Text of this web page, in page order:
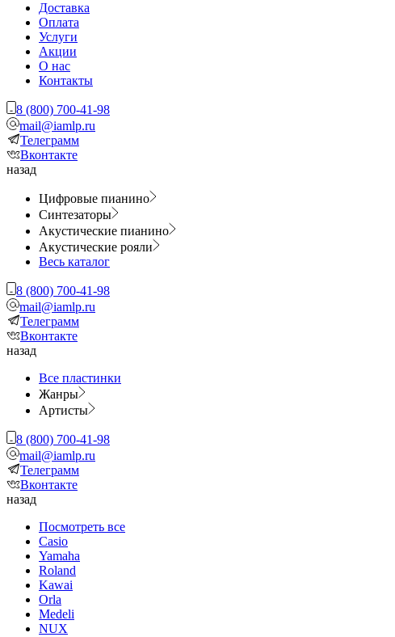
Доставка
Оплата
Услуги
Акции
О нас
Контакты
8 (800) 700-41-98
mail@iamlp.ru
Телеграмм
Вконтакте
назад
Цифровые пианино
Синтезаторы
Акустические пианино
Акустические рояли
Весь каталог
8 (800) 700-41-98
mail@iamlp.ru
Телеграмм
Вконтакте
назад
Все пластинки
Жанры
Артисты
8 (800) 700-41-98
mail@iamlp.ru
Телеграмм
Вконтакте
назад
Посмотреть все
Casio
Yamaha
Roland
Kawai
Orla
Medeli
NUX